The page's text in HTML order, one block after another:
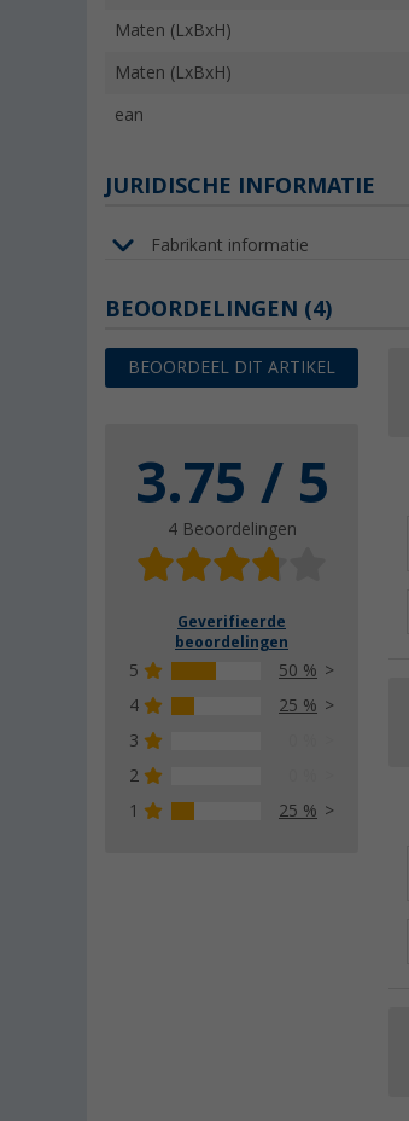
Maten (LxBxH)
Maten (LxBxH)
ean
JURIDISCHE INFORMATIE
Fabrikant informatie
BEOORDELINGEN (4)
BEOORDEEL DIT ARTIKEL
3.75 / 5
4 Beoordelingen
Geverifieerde
beoordelingen
5
50 %
4
25 %
3
2
1
25 %